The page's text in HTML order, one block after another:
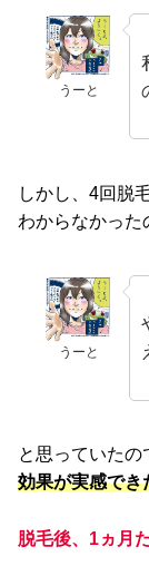
うーと
しかし、4回脱
わからなかった
うーと
と思っていたの
効果が実感でき
脱毛後、1ヵ月